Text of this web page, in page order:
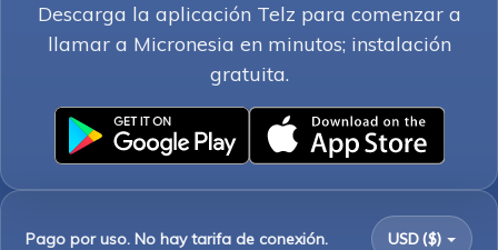
Descarga la aplicación Telz para comenzar a
llamar a Micronesia en minutos; instalación
gratuita.
Pago por uso. No hay tarifa de conexión. USD ($)